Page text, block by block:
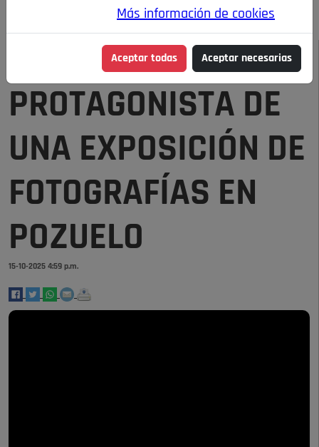
NOTICIAS
LA REINA LETIZIA,
PROTAGONISTA DE
UNA EXPOSICIÓN DE
FOTOGRAFÍAS EN
POZUELO
15-10-2025 4:59 p.m.
Más información de cookies
Aceptar todas Aceptar necesarias